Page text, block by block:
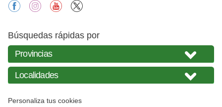
facebookinstagramyoutube
Búsquedas rápidas por
Personaliza tus cookies